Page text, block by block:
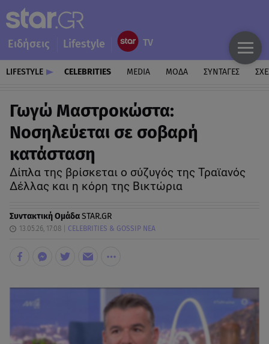
Ειδήσεις Lifestyle
LIFESTYLE CELEBRITIES MEDIA ΜΟΔΑ ΣΥΝΤΑΓΕΣ
Γωγώ Μαστροκώστα:
Νοσηλεύεται σε σοβαρή
κατάσταση
Δίπλα της βρίσκεται ο σύζυγός της Τραϊανός
Δέλλας και η κόρη της Βικτώρια
Συντακτική ΟμάδαSTAR.GR
13.05.26, 17:08 CELEBRITIES & GOSSIP ΝΕΑ